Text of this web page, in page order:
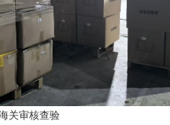
关审核查验